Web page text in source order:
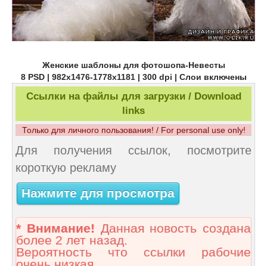
Женские шаблоны для фотошопа-Невесты
8 PSD | 982х1476-1778х1181 | 300 dpi | Слои включены
Ссылки на файлы для загрузки / Download
links
Только для личного пользования! / For personal use only!
Для получения ссылок, посмотрите
короткую рекламу
Нажмите для просмотра
* Внимание! Данная новость создана
более 2 лет назад.
Вероятность что ссылки рабочие